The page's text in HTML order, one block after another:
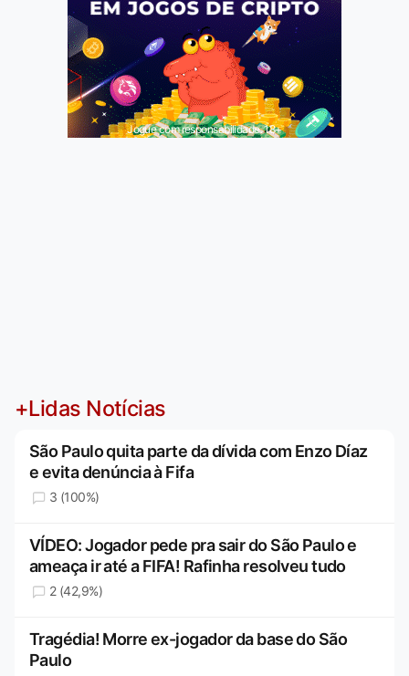
Jogue com responsabilidade. 18+
+Lidas Notícias
São Paulo quita parte da dívida com Enzo Díaz
e evita denúncia à Fifa
3 (100%)
VÍDEO: Jogador pede pra sair do São Paulo e
ameaça ir até a FIFA! Rafinha resolveu tudo
2 (42,9%)
Tragédia! Morre ex-jogador da base do São
Paulo